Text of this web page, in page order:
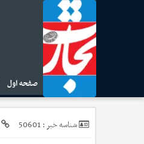
صفحه اول
شناسه خبر :50601